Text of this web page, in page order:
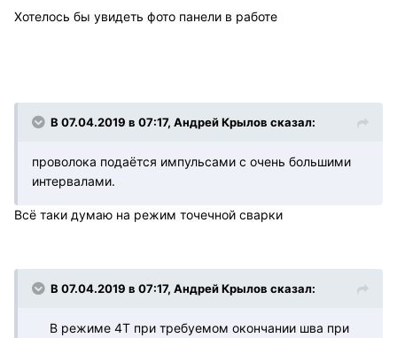
Хотелось бы увидеть фото панели в работе
В 07.04.2019 в 07:17, Андрей Крылов сказал:
проволока подаётся импульсами с очень большими
интервалами.
Всё таки думаю на режим точечной сварки
В 07.04.2019 в 07:17, Андрей Крылов сказал:
В режиме 4Т при требуемом окончании шва при